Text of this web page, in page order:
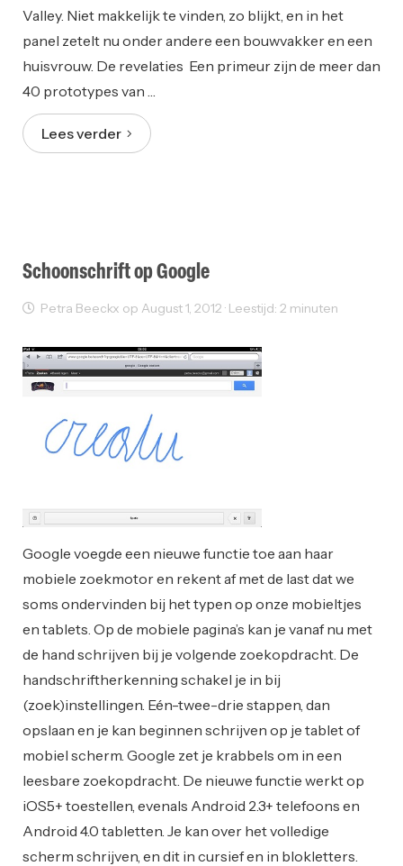
Valley. Niet makkelijk te vinden, zo blijkt, en in het
panel zetelt nu onder andere een bouwvakker en een
huisvrouw. De revelaties Een primeur zijn de meer dan
40 prototypes van …
Lees verder
Schoonschrift op Google
Petra Beeckx op August 1, 2012 · Leestijd: 2 minuten
Google voegde een nieuwe functie toe aan haar
mobiele zoekmotor en rekent af met de last dat we
soms ondervinden bij het typen op onze mobieltjes
en tablets. Op de mobiele pagina’s kan je vanaf nu met
de hand schrijven bij je volgende zoekopdracht. De
handschriftherkenning schakel je in bij
(zoek)instellingen. Eén-twee-drie stappen, dan
opslaan en je kan beginnen schrijven op je tablet of
mobiel scherm. Google zet je krabbels om in een
leesbare zoekopdracht. De nieuwe functie werkt op
iOS5+ toestellen, evenals Android 2.3+ telefoons en
Android 4.0 tabletten. Je kan over het volledige
scherm schrijven, en dit in cursief en in blokletters.